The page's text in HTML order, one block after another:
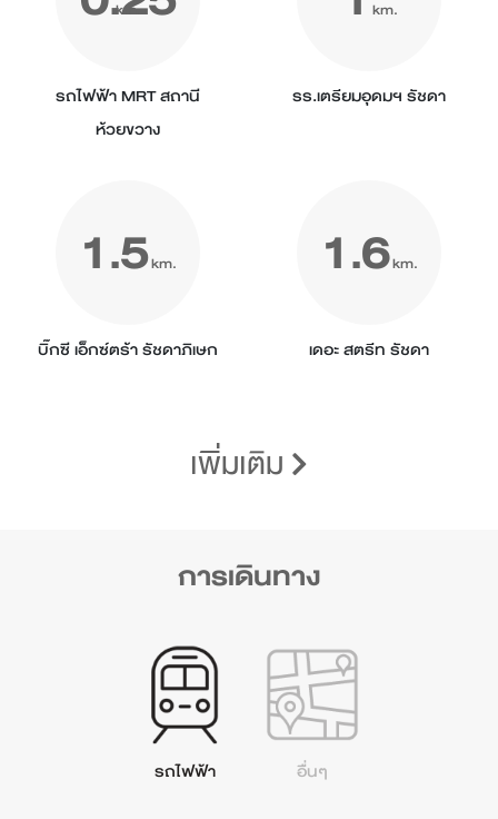
km.
รถไฟฟ้า MRT สถานี
ห้วยขวาง
km.
รร.เตรียมอุดมฯ รัชดา
1.5km.
บิ๊กซี เอ็กซ์ตร้า รัชดาภิเษก
1.6km.
เดอะ สตรีท รัชดา
เพิ่มเติม
การเดินทาง
รถไฟฟ้า อื่นๆ